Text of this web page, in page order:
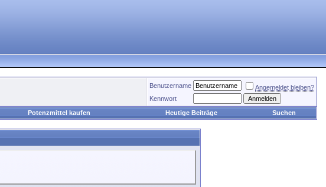
Benutzername
Angemeldet bleiben?
Kennwort
Potenzmittel kaufen Heutige Beiträge Suchen